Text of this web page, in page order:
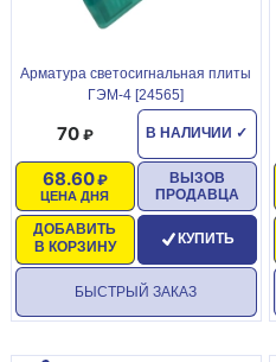
Арматура светосигнальная плиты
ГЭМ-4 [24565]
В НАЛИЧИИ ✓
70
ЦЕНА ДНЯ
68.60
ДОБАВИТЬ
В КОРЗИНУ
ВЫЗОВ
ПРОДАВЦА
КУПИТЬ
БЫСТРЫЙ ЗАКАЗ